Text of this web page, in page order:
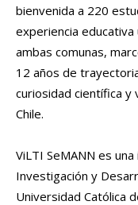
bienvenida a 220
experiencia educativa
ambas comunas,
12 años de
curiosidad científica y
Chile.
ViLTI SeMANN es
Investigación y
Universidad Católica